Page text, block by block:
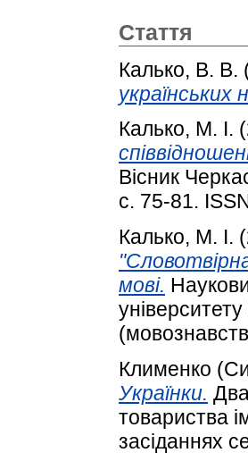
Стаття
Калько, В. В.
українських
Калько, М. І.
Вісник
с. 75-81.
Калько, М. І.
мові.
Клименко
Українки.
товариства
засіданнях